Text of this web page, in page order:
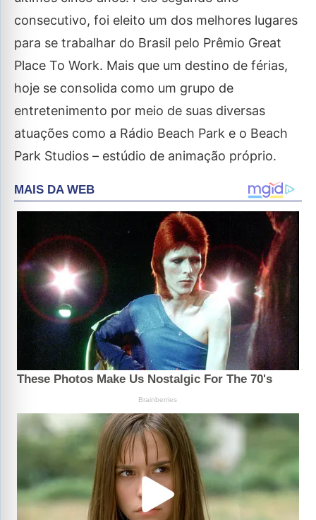
consecutivo, foi eleito um dos melhores lugares
para se trabalhar do Brasil pelo Prêmio Great
Place To Work. Mais que um destino de férias,
hoje se consolida como um grupo de
entretenimento por meio de suas diversas
atuações como a Rádio Beach Park e o Beach
Park Studios – estúdio de animação próprio.